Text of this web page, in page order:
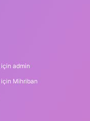
için admin
için Mihriban